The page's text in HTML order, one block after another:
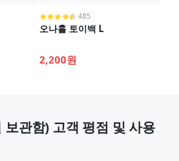
485
오나홀 토이백 L
2,200원
보관함) 고객 평점 및 사용